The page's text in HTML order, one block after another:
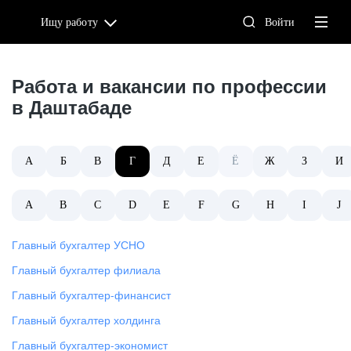
Ищу работу Войти
Работа и вакансии по профессии
в Даштабаде
А Б В Г Д Е Ё Ж З И
A B C D E F G H I J
главный бухгалтер УСНО
главный бухгалтер филиала
главный бухгалтер-финансист
главный бухгалтер холдинга
главный бухгалтер-экономист